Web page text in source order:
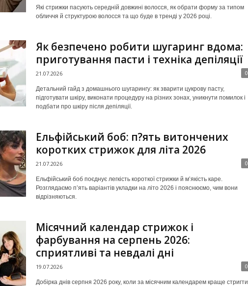
Які стрижки пасують середній довжині волосся, як обрати форму за типом
обличчя й структурою волосся та що буде в тренді у 2026 році.
Як безпечено робити шугаринг вдома:
приготування пасти і техніка депіляції
21.07.2026 0
Детальний гайд з домашнього шугарингу: як зварити цукрову пасту,
підготувати шкіру, виконати процедуру на різних зонах, уникнути помилок і
подбати про шкіру після депіляції.
Ельфійський боб: п?ять витончених
коротких стрижок для літа 2026
21.07.2026 0
Ельфійський боб поєднує легкість короткої стрижки й м’якість каре.
Розглядаємо п’ять варіантів укладки на літо 2026 і пояснюємо, чим вони
відрізняються.
Місячний календар стрижок і
фарбування на серпень 2026:
сприятливі та невдалі дні
19.07.2026 0
Добірка днів серпня 2026 року, коли за місячним календарем краще стригти